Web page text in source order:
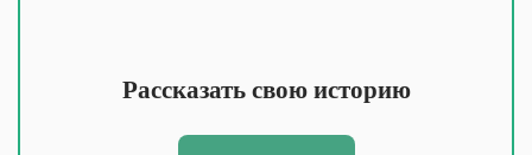
Рассказать свою историю